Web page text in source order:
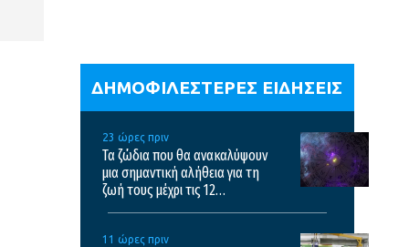
ΔΗΜΟΦΙΛΕΣΤΕΡΕΣ ΕΙΔΗΣΕΙΣ
23 ώρες πριν
Τα ζώδια που θα ανακαλύψουν
μια σημαντική αλήθεια για τη
ζωή τους μέχρι τις 12
11 ώρες πριν